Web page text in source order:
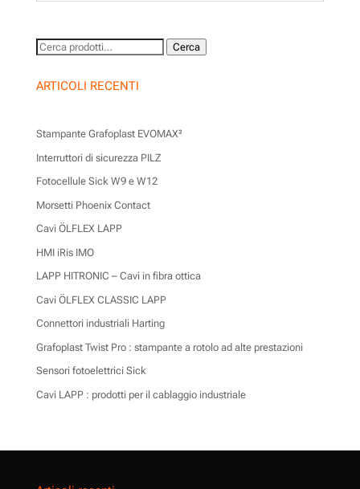
Cerca: Cerca
ARTICOLI RECENTI
Stampante Grafoplast EVOMAX²
Interruttori di sicurezza PILZ
Fotocellule Sick W9 e W12
Morsetti Phoenix Contact
Cavi ÖLFLEX LAPP
HMI iRis IMO
LAPP HITRONIC – Cavi in fibra ottica
Cavi ÖLFLEX CLASSIC LAPP
Connettori industriali Harting
Grafoplast Twist Pro : stampante a rotolo ad alte prestazioni
Sensori fotoelettrici Sick
Cavi LAPP : prodotti per il cablaggio industriale